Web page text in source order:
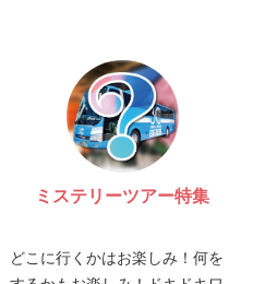
ミステリーツアー特集
どこに行くかはお楽しみ！何を